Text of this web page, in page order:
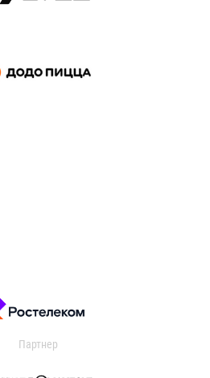
Партнер